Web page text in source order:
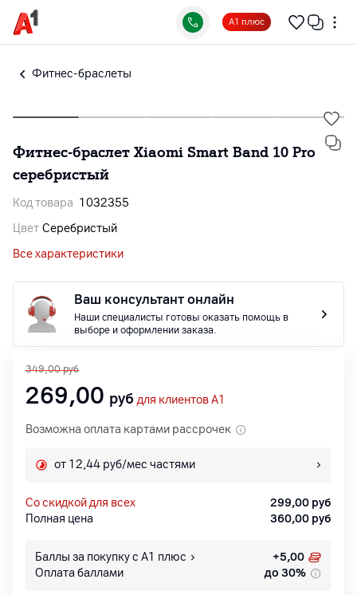
А1 плюс
Фитнес-браслеты
Фитнес-браслет Xiaomi Smart Band 10 Pro
серебристый
Код товара 1032355
Цвет Серебристый
Все характеристики
Ваш консультант онлайн
Наши специалисты готовы оказать помощь в
выборе и оформлении заказа.
349,00 руб
269,00 руб для клиентов A1
Возможна оплата картами рассрочек
от 12,44 руб/мес частями
со скидкой для всех 299,00 руб
Полная цена
360,00 руб
Баллы за покупку с А1 плюс +5,00
Оплата баллами
до 30%